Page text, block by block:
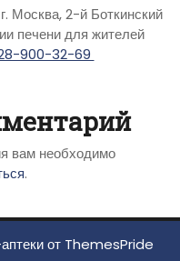
Москва, 2-й Боткинский
печени для жителей
900-32-69
вам необходимо
.
от ThemesPride